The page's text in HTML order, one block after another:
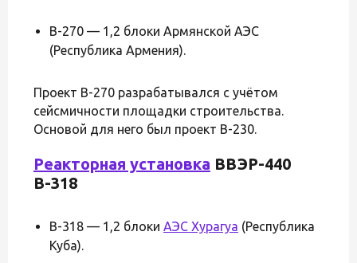
В-270 — 1,2 блоки Армянской АЭС
(Республика Армения).
Проект В-270 разрабатывался с учётом
сейсмичности площадки строительства.
Основой для него был проект В-230.
Реакторная установка ВВЭР-440
В-318
В-318 — 1,2 блоки АЭС Хурагуа (Республика
Куба).